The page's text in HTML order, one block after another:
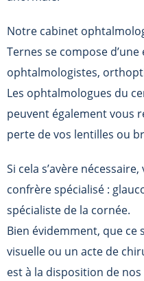
Notre cabinet
Ternes se compose
ophtalmologistes,
Les ophtalmologues du
peuvent également vous
perte de vos lentilles ou
Si cela s’avère
confrère spécialisé :
spécialiste de la cornée.
Bien évidemment, que ce
visuelle ou un acte de
est à la disposition de